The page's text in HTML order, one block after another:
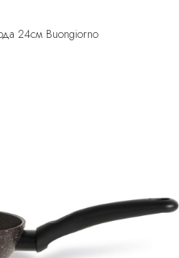
24см Buongiorno